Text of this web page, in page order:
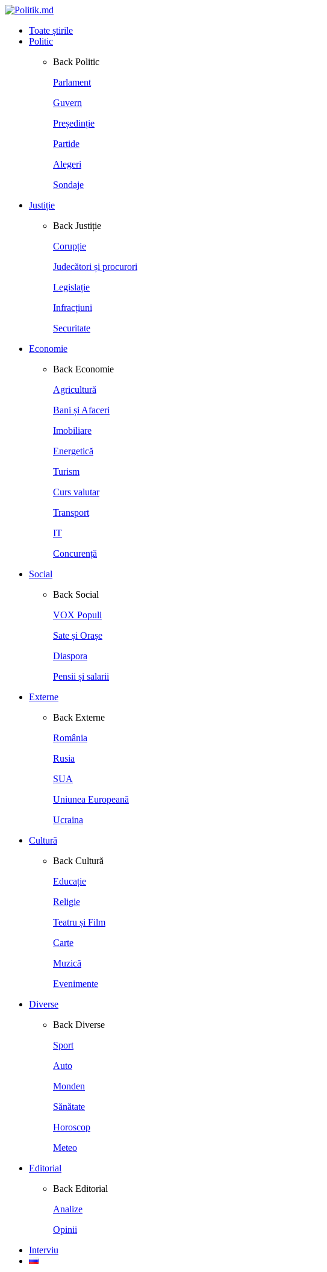
Toate știrile
Politic
Back Politic
Parlament
Guvern
Președinție
Partide
Alegeri
Sondaje
Justiție
Back Justiție
Corupție
Judecători și procurori
Legislație
Infracțiuni
Securitate
Economie
Back Economie
Agricultură
Bani și Afaceri
Imobiliare
Energetică
Turism
Curs valutar
Transport
IT
Concurență
Social
Back Social
VOX Populi
Sate și Orașe
Diaspora
Pensii și salarii
Externe
Back Externe
România
Rusia
SUA
Uniunea Europeană
Ucraina
Cultură
Back Cultură
Educație
Religie
Teatru și Film
Carte
Muzică
Evenimente
Diverse
Back Diverse
Sport
Auto
Monden
Sănătate
Horoscop
Meteo
Editorial
Back Editorial
Analize
Opinii
Interviu